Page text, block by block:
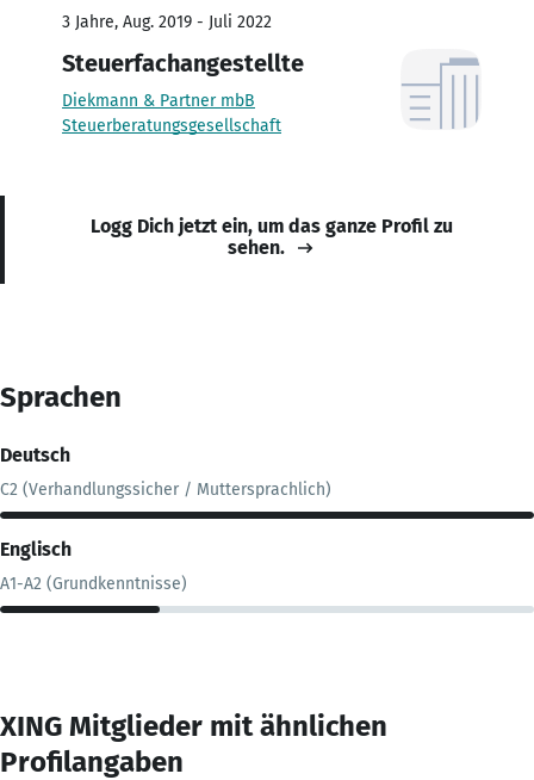
3 Jahre, Aug. 2019 - Juli 2022
Steuerfachangestellte
Diekmann & Partner mbB
Steuerberatungsgesellschaft
Logg Dich jetzt ein, um das ganze Profil zu
sehen.
Sprachen
Deutsch
C2 (Verhandlungssicher / Muttersprachlich)
Englisch
A1-A2 (Grundkenntnisse)
XING Mitglieder mit ähnlichen
Profilangaben